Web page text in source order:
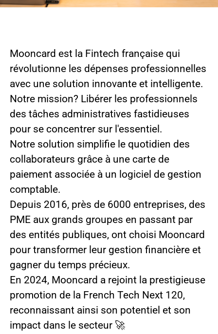
Mooncard est la Fintech française qui
révolutionne les dépenses professionnelles
avec une solution innovante et intelligente.
Notre mission? Libérer les professionnels
des tâches administratives fastidieuses
pour se concentrer sur l'essentiel.
Notre solution simplifie le quotidien des
collaborateurs grâce à une carte de
paiement associée à un logiciel de gestion
comptable.
Depuis 2016, près de 6000 entreprises, des
PME aux grands groupes en passant par
des entités publiques, ont choisi Mooncard
pour transformer leur gestion financière et
gagner du temps précieux.
En 2024, Mooncard a rejoint la prestigieuse
promotion de la French Tech Next 120,
reconnaissant ainsi son potentiel et son
impact dans le secteur 🚀